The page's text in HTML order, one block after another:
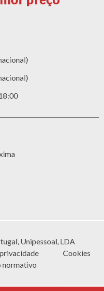
Unipessoal, LDA
Cookies
normativo